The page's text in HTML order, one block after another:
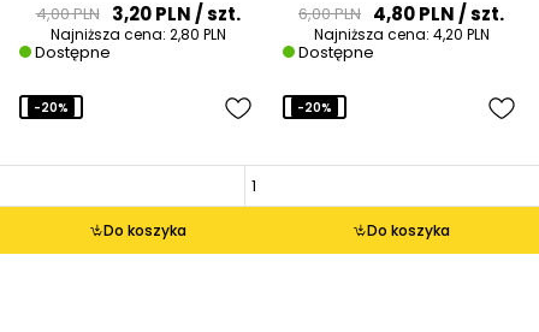
4,00 PLN 3,20 PLN/ szt.
Najniższa cena: 2,80 PLN
Dostępne
6,00 PLN 4,80 PLN/ szt.
Najniższa cena: 4,20 PLN
Dostępne
Do koszyka
-20%
Do koszyka
-20%